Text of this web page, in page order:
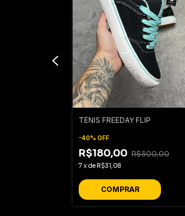
TENIS FREEDAY FLIP
-40% OFF
R$180,00 R$300,00
7 xde R$31,08
COMPRAR